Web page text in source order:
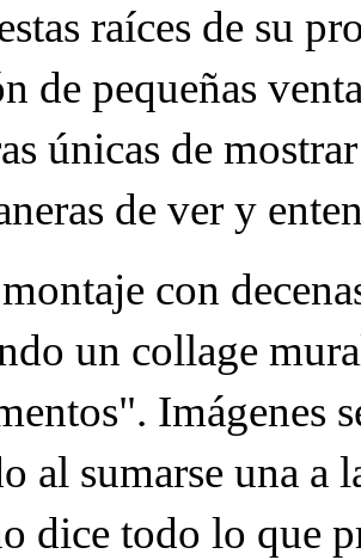
raíces de su
de pequeñas
únicas de
de ver y
con
un collage
Imágenes
al sumarse una a
dice todo lo que